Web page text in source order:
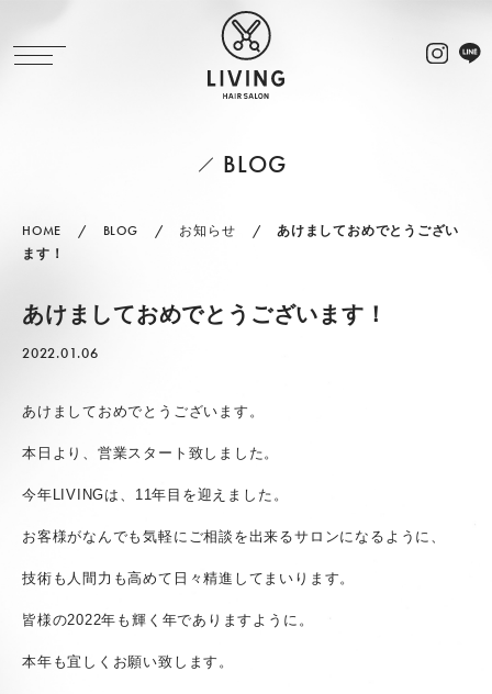
BLOG
HOME BLOG お知らせ
あけましておめでとうござい
ます！
あけましておめでとうございます！
2022.01.06
あけましておめでとうございます。
本日より、営業スタート致しました。
今年LIVINGは、11年目を迎えました。
お客様がなんでも気軽にご相談を出来るサロンになるように、
技術も人間力も高めて日々精進してまいります。
皆様の2022年も輝く年でありますように。
本年も宜しくお願い致します。